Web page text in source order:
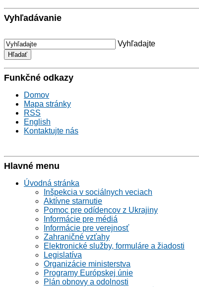
Vyhľadávanie
Vyhľadajte
Funkčné odkazy
Domov
Mapa stránky
RSS
English
Kontaktujte nás
Hlavné menu
Úvodná stránka
Inšpekcia v sociálnych veciach
Aktívne starnutie
Pomoc pre odídencov z Ukrajiny
Informácie pre médiá
Informácie pre verejnosť
Zahraničné vzťahy
Elektronické služby, formuláre a žiadosti
Legislatíva
Organizácie ministerstva
Programy Európskej únie
Plán obnovy a odolnosti